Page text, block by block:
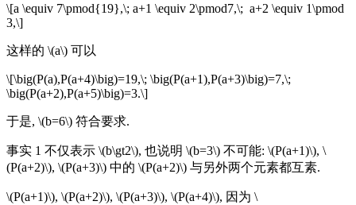
\[a \equiv 7\pmod{19},\; a+1 \equiv 2\pmod7,\; a+2 \equiv 1\pmod
3,\]
这样的 \(a\) 可以
\[\big(P(a),P(a+4)\big)=19,\; \big(P(a+1),P(a+3)\big)=7,\;
\big(P(a+2),P(a+5)\big)=3.\]
于是, \(b=6\) 符合要求.
事实 1 不仅表示 \(b\gt2\), 也说明 \(b=3\) 不可能: \(P(a+1)\), \
(P(a+2)\), \(P(a+3)\) 中的 \(P(a+2)\) 与另外两个元素都互素.
\(P(a+1)\), \(P(a+2)\), \(P(a+3)\), \(P(a+4)\), 因为 \